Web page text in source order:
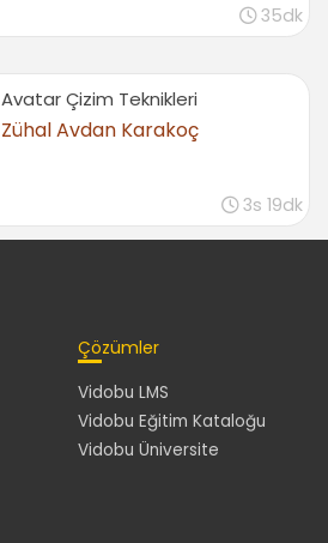
35dk
Avatar Çizim Teknikleri
Zühal Avdan Karakoç
3s 19dk
Çözümler
Vidobu LMS
Vidobu Eğitim Kataloğu
Vidobu Üniversite